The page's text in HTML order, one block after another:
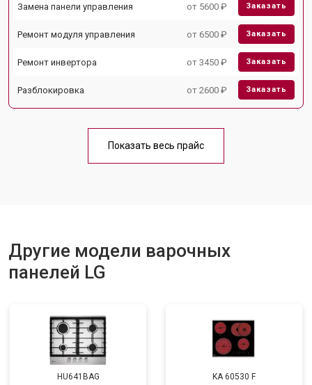
Замена панели управления от 5600 ₽ Заказать
Ремонт модуля управления от 6500 ₽ Заказать
Ремонт инвертора от 3450 ₽ Заказать
Разблокировка от 2600 ₽ Заказать
Показать весь прайс
Другие модели варочных
панелей LG
HU641BAG KA 60530 F